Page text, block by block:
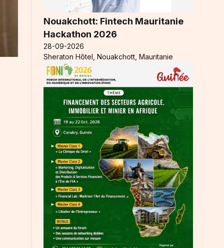
Nouakchott: Fintech Mauritanie
Hackathon 2026
28-09-2026
Sheraton Hôtel, Nouakchott, Mauritanie